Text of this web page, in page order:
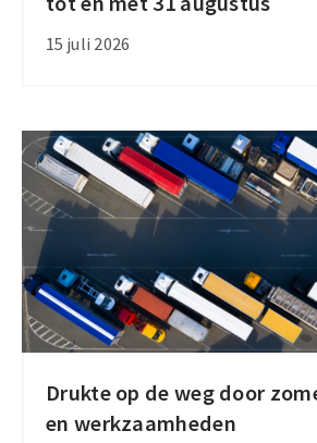
15 juli 2026
Diploma
of
aanmelden
tot
en
met
augustus
Drukte op de weg door
en werkzaamheden
Drukte
op